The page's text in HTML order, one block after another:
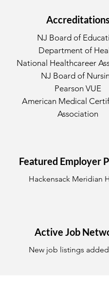
Accreditations
NJ Board of
Department of
National Healthcareer
NJ Board of
Pearson VUE
American Medical
Association
Featured Employer
Hackensack Meridian
Active Job
New job listings